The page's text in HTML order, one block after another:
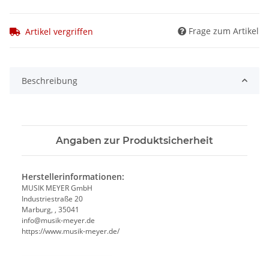
Artikel vergriffen Frage zum Artikel
Beschreibung
Angaben zur Produktsicherheit
Herstellerinformationen:
MUSIK MEYER GmbH
Industriestraße 20
Marburg, , 35041
info@musik-meyer.de
https://www.musik-meyer.de/